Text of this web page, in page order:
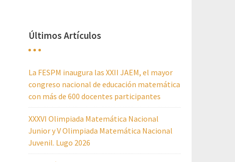
Últimos Artículos
La FESPM inaugura las XXII JAEM, el mayor
congreso nacional de educación matemática
con más de 600 docentes participantes
XXXVI Olimpiada Matemática Nacional
Junior y V Olimpiada Matemática Nacional
Juvenil. Lugo 2026